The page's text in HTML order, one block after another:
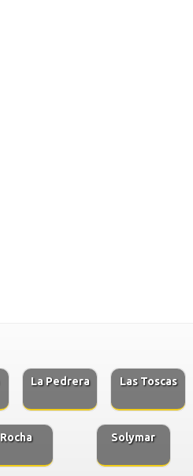
La Pedrera Las Toscas
Rocha Solymar